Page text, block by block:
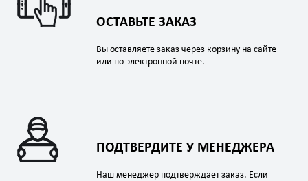
ОСТАВЬТЕ ЗАКАЗ
Вы оставляете заказ через корзину на сайте
или по электронной почте.
ПОДТВЕРДИТЕ У МЕНЕДЖЕРА
Наш менеджер подтверждает заказ. Если